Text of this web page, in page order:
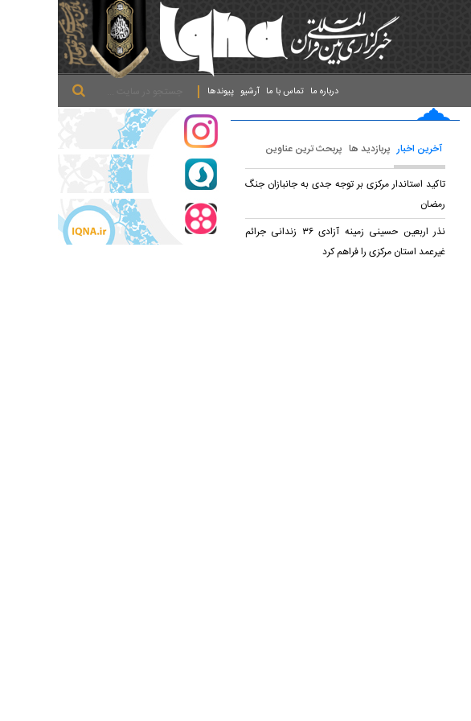
پیوندها آرشیو تماس با ما درباره ما
آخرین اخبار پربازدید ها پربحث ترین عناوین
تاکید استاندار مرکزی بر توجه جدی به جانبازان جنگ
رمضان
نذر اربعین حسینی زمینه آزادی ۳۶ زندانی جرائم
غیرعمد استان مرکزی را فراهم کرد